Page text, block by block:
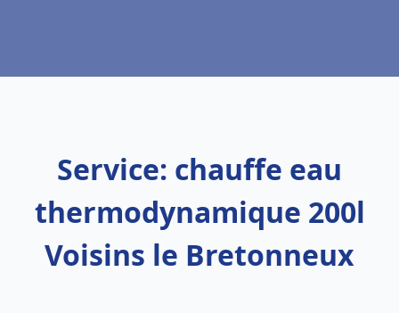
Service: chauffe eau
thermodynamique 200l
Voisins le Bretonneux